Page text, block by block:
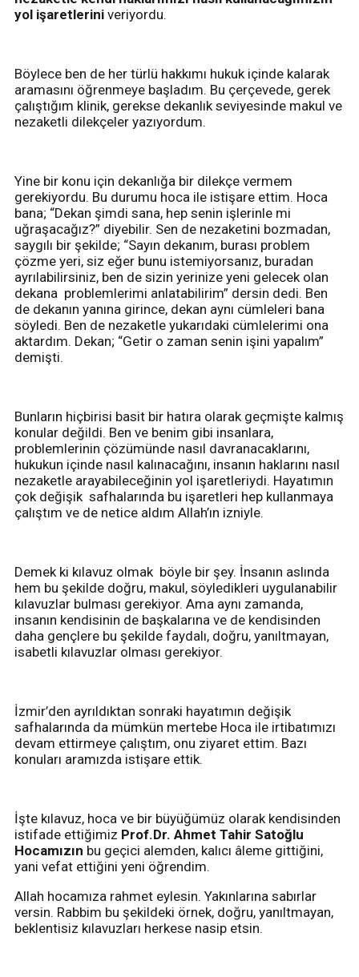
yol işaretlerini veriyordu.
Böylece ben de her türlü hakkımı hukuk içinde kalarak
aramasını öğrenmeye başladım. Bu çerçevede, gerek
çalıştığım klinik, gerekse dekanlık seviyesinde makul ve
nezaketli dilekçeler yazıyordum.
Yine bir konu için dekanlığa bir dilekçe vermem
gerekiyordu. Bu durumu hoca ile istişare ettim. Hoca
bana; “Dekan şimdi sana, hep senin işlerinle mi
uğraşacağız?” diyebilir. Sen de nezaketini bozmadan,
saygılı bir şekilde; “Sayın dekanım, burası problem
çözme yeri, siz eğer bunu istemiyorsanız, buradan
ayrılabilirsiniz, ben de sizin yerinize yeni gelecek olan
dekana problemlerimi anlatabilirim” dersin dedi. Ben
de dekanın yanına girince, dekan aynı cümleleri bana
söyledi. Ben de nezaketle yukarıdaki cümlelerimi ona
aktardım. Dekan; “Getir o zaman senin işini yapalım”
demişti.
Bunların hiçbirisi basit bir hatıra olarak geçmişte kalmış
konular değildi. Ben ve benim gibi insanlara,
problemlerinin çözümünde nasıl davranacaklarını,
hukukun içinde nasıl kalınacağını, insanın haklarını nasıl
nezaketle arayabileceğinin yol işaretleriydi. Hayatımın
çok değişik safhalarında bu işaretleri hep kullanmaya
çalıştım ve de netice aldım Allah’ın izniyle.
Demek ki kılavuz olmak böyle bir şey. İnsanın aslında
hem bu şekilde doğru, makul, söyledikleri uygulanabilir
kılavuzlar bulması gerekiyor. Ama aynı zamanda,
insanın kendisinin de başkalarına ve de kendisinden
daha gençlere bu şekilde faydalı, doğru, yanıltmayan,
isabetli kılavuzlar olması gerekiyor.
İzmir’den ayrıldıktan sonraki hayatımın değişik
safhalarında da mümkün mertebe Hoca ile irtibatımızı
devam ettirmeye çalıştım, onu ziyaret ettim. Bazı
konuları aramızda istişare ettik.
İşte kılavuz, hoca ve bir büyüğümüz olarak kendisinden
istifade ettiğimiz Prof.Dr. Ahmet Tahir Satoğlu
Hocamızın bu geçici alemden, kalıcı âleme gittiğini,
yani vefat ettiğini yeni öğrendim.
Allah hocamıza rahmet eylesin. Yakınlarına sabırlar
versin. Rabbim bu şekildeki örnek, doğru, yanıltmayan,
beklentisiz kılavuzları herkese nasip etsin.